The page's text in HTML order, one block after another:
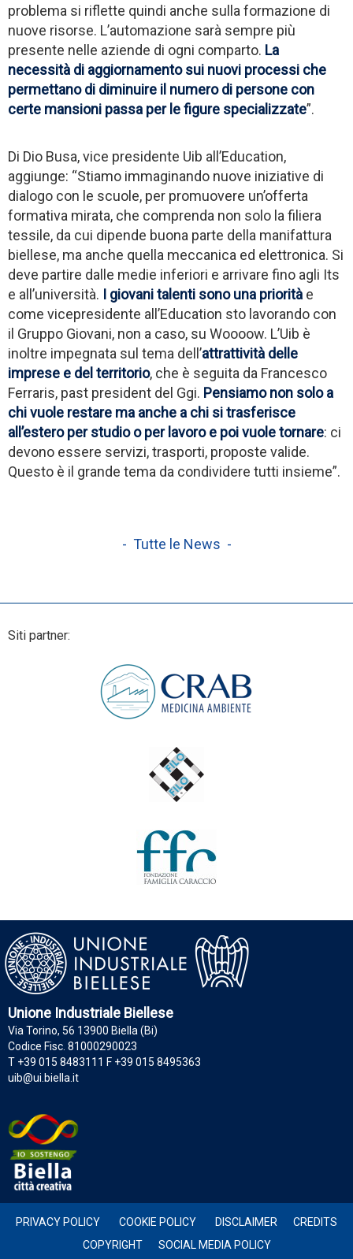
problema si riflette quindi anche sulla formazione di
nuove risorse. L’automazione sarà sempre più
presente nelle aziende di ogni comparto. La
necessità di aggiornamento sui nuovi processi che
permettano di diminuire il numero di persone con
certe mansioni passa per le figure specializzate”.
Di Dio Busa, vice presidente Uib all’Education,
aggiunge: “Stiamo immaginando nuove iniziative di
dialogo con le scuole, per promuovere un’offerta
formativa mirata, che comprenda non solo la filiera
tessile, da cui dipende buona parte della manifattura
biellese, ma anche quella meccanica ed elettronica. Si
deve partire dalle medie inferiori e arrivare fino agli Its
e all’università. I giovani talenti sono una priorità e
come vicepresidente all’Education sto lavorando con
il Gruppo Giovani, non a caso, su Woooow. L’Uib è
inoltre impegnata sul tema dell’attrattività delle
imprese e del territorio, che è seguita da Francesco
Ferraris, past president del Ggi. Pensiamo non solo a
chi vuole restare ma anche a chi si trasferisce
all’estero per studio o per lavoro e poi vuole tornare: ci
devono essere servizi, trasporti, proposte valide.
Questo è il grande tema da condividere tutti insieme”.
- Tutte le News -
Siti partner:
Unione Industriale Biellese
Via Torino, 56 13900 Biella (Bi)
Codice Fisc. 81000290023
T +39 015 8483111 F +39 015 8495363
uib@ui.biella.it
PRIVACY POLICY COOKIE POLICY DISCLAIMER
CREDITS
COPYRIGHT
SOCIAL MEDIA POLICY